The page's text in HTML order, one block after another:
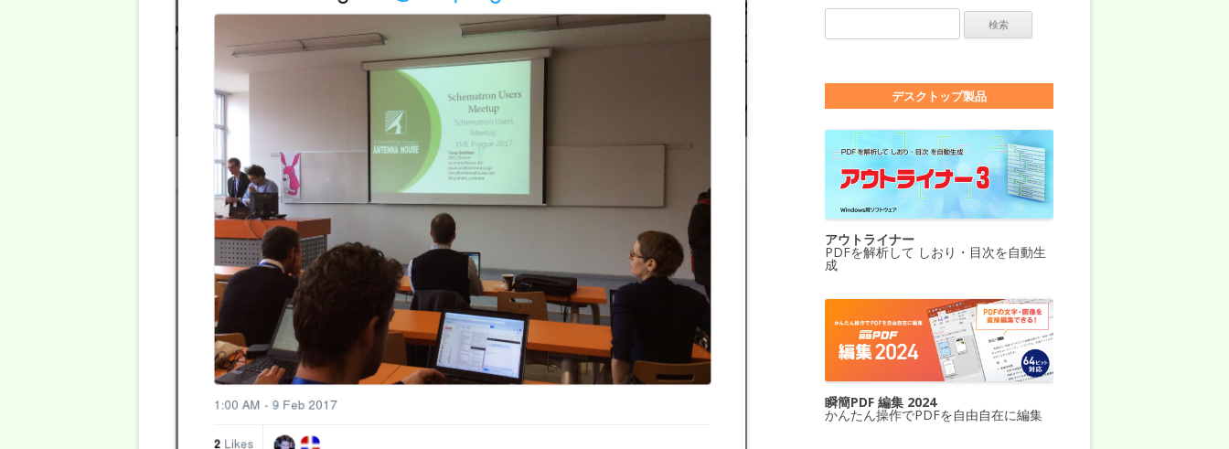
デスクトップ製品
アウトライナー
PDFを解析して しおり・目次を自動生
成
瞬簡PDF 編集 2024
かんたん操作でPDFを自由自在に編集